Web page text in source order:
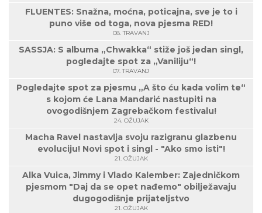
FLUENTES: Snažna, moćna, poticajna, sve je to i
puno više od toga, nova pjesma RED!
08. TRAVANJ
SASSJA: S albuma „Chwakka“ stiže još jedan singl,
pogledajte spot za „Vaniliju“!
07. TRAVANJ
Pogledajte spot za pjesmu „A što ću kada volim te“
s kojom će Lana Mandarić nastupiti na
ovogodišnjem Zagrebačkom festivalu!
24. OŽUJAK
Macha Ravel nastavlja svoju razigranu glazbenu
evoluciju! Novi spot i singl - "Ako smo isti"!
21. OŽUJAK
Alka Vuica, Jimmy i Vlado Kalember: Zajedničkom
pjesmom "Daj da se opet nađemo" obilježavaju
dugogodišnje prijateljstvo
21. OŽUJAK